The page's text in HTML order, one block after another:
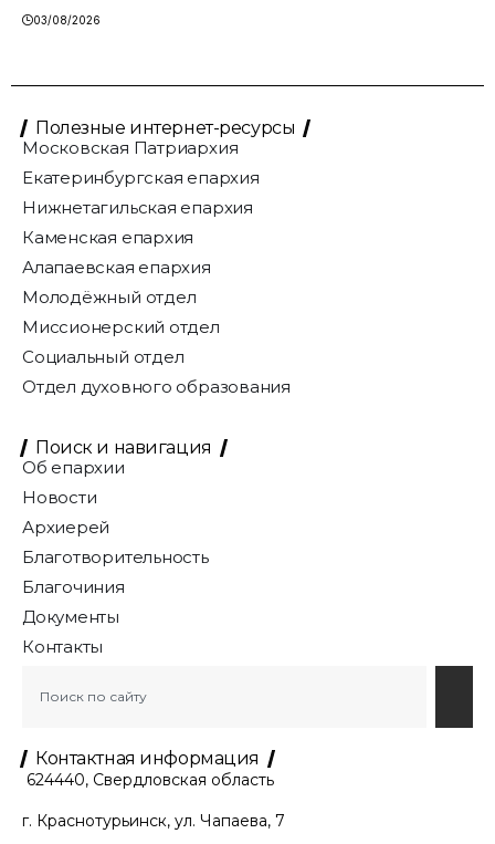
03/08/2026
Полезные интернет-ресурсы
Московская Патриархия
Екатеринбургская епархия
Нижнетагильская епархия
Каменская епархия
Алапаевская епархия
Молодёжный отдел
Миссионерский отдел
Социальный отдел
Отдел духовного образования
Поиск и навигация
Об епархии
Новости
Архиерей
Благотворительность
Благочиния
Документы
Контакты
Контактная информация
624440, Свердловская область
г. Краснотурьинск, ул. Чапаева, 7